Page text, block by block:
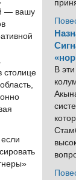
— вашу
столице
В